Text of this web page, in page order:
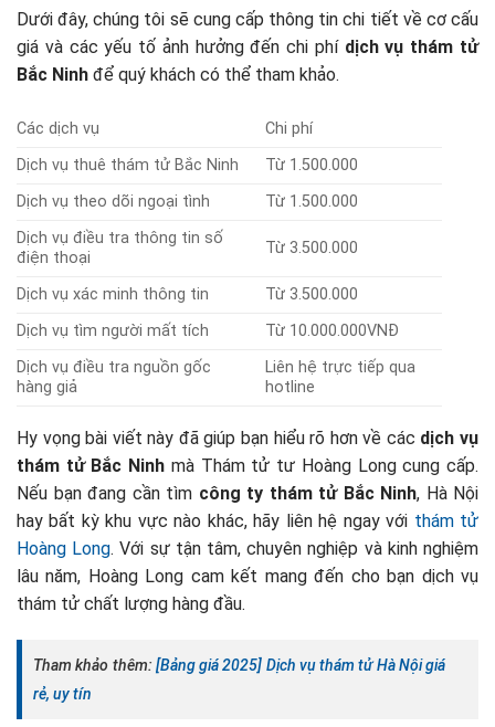
Dưới đây, chúng tôi sẽ cung cấp thông tin chi tiết về cơ cấu
giá và các yếu tố ảnh hưởng đến chi phí dịch vụ thám tử
Bắc Ninh để quý khách có thể tham khảo.
Các dịch vụ
Chi phí
Dịch vụ thuê thám tử Bắc Ninh
Từ 1.500.000
Dịch vụ theo dõi ngoại tình
Từ 1.500.000
Dịch vụ điều tra thông tin số
điện thoại
Từ 3.500.000
Dịch vụ xác minh thông tin
Từ 3.500.000
Dịch vụ tìm người mất tích
Từ 10.000.000VNĐ
Dịch vụ điều tra nguồn gốc
hàng giả
Liên hệ trực tiếp qua
hotline
Hy vọng bài viết này đã giúp bạn hiểu rõ hơn về các dịch vụ
thám tử Bắc Ninh mà Thám tử tư Hoàng Long cung cấp.
Nếu bạn đang cần tìm công ty thám tử Bắc Ninh, Hà Nội
hay bất kỳ khu vực nào khác, hãy liên hệ ngay với thám tử
Hoàng Long. Với sự tận tâm, chuyên nghiệp và kinh nghiệm
lâu năm, Hoàng Long cam kết mang đến cho bạn dịch vụ
thám tử chất lượng hàng đầu.
Tham khảo thêm: [Bảng giá 2025] Dịch vụ thám tử Hà Nội giá
rẻ, uy tín